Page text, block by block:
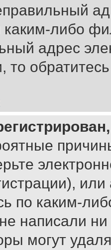
каким-либо
адрес
то
по каким-
написали
могут